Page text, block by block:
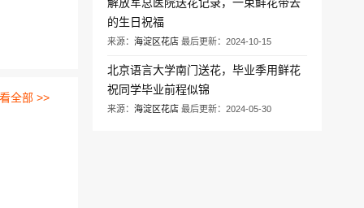
全部 >>
的生日祝福
来源： 海淀区花店 最后更新：2024-10-15
北京语言大学南门送花，毕业季用鲜花
祝同学毕业前程似锦
来源： 海淀区花店 最后更新：2024-05-30